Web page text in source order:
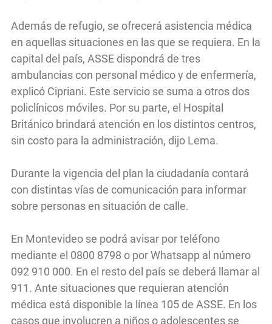
Además de refugio, se ofrecerá asistencia médica
en aquellas situaciones en las que se requiera. En la
capital del país, ASSE dispondrá de tres
ambulancias con personal médico y de enfermería,
explicó Cipriani. Este servicio se suma a otros dos
policlínicos móviles. Por su parte, el Hospital
Británico brindará atención en los distintos centros,
sin costo para la administración, dijo Lema.
Durante la vigencia del plan la ciudadanía contará
con distintas vías de comunicación para informar
sobre personas en situación de calle.
En Montevideo se podrá avisar por teléfono
mediante el 0800 8798 o por Whatsapp al número
092 910 000. En el resto del país se deberá llamar al
911. Ante situaciones que requieran atención
médica está disponible la línea 105 de ASSE. En los
casos que involucren a niños o adolescentes se